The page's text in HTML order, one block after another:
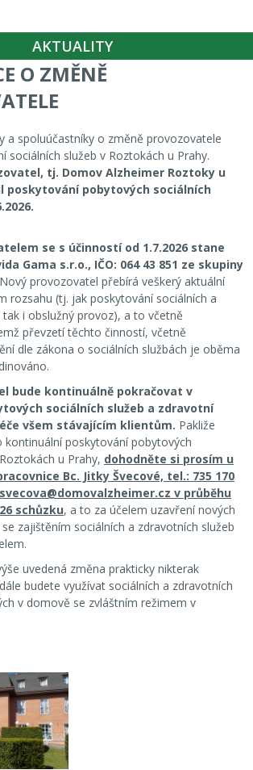
AKTUALITY
O ZMĚNĚ
a spoluúčastníky o změně provozovatele
sociálních služeb v Roztokách u Prahy.
tj. Domov Alzheimer Roztoky u
poskytování pobytových sociálních
se s účinností od 1.7.2026 stane
Gama s.r.o., IČO: 064 43 851 ze skupiny
Nový provozovatel přebírá veškerý aktuální
rozsahu (tj. jak poskytování sociálních a
i obslužný provoz), a to včetně
převzetí těchto činností, včetně
dle zákona o sociálních službách je oběma
bude kontinuálně pokračovat v
sociálních služeb a zdravotní
všem stávajícím klientům. Pakliže
poskytování pobytových
u Prahy, dohodněte si prosím u
Bc. Jitky Švecové, tel.: 735 170
v průběhu
schůzku, a to za účelem uzavření nových
zajištěním sociálních a zdravotních služeb
uvedená změna prakticky nikterak
budete využívat sociálních a zdravotních
v domově se zvláštním režimem v